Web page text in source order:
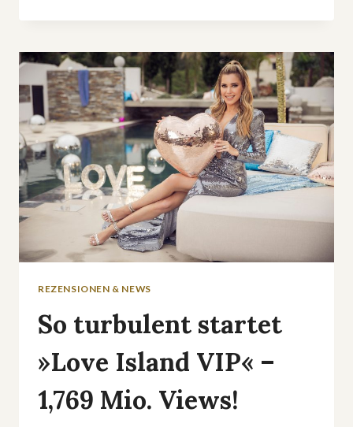
IN
FINALE
GEGEN
DIE
TÜRKEI
LIVE
IM
FREE-
TV
REZENSIONEN & NEWS
So turbulent startet
»Love Island VIP« –
1,769 Mio. Views!